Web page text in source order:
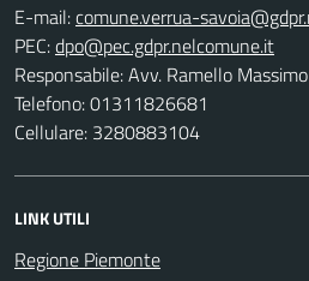
E-mail:
PEC:
Responsabile: Avv. Ramello Massimo
Telefono: 01311826681
Cellulare: 3280883104
LINK UTILI
Regione Piemonte